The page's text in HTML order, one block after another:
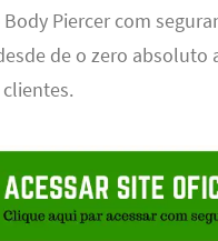
Piercer com
de o zero absoluto